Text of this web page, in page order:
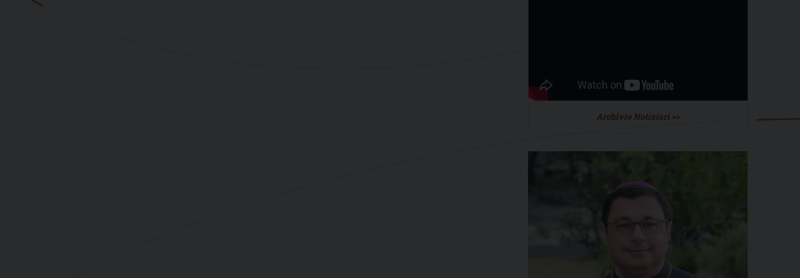
Archivio Notiziari >>